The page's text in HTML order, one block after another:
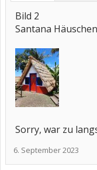
Bild 2
Santana
Sorry, war zu
6. September 2023